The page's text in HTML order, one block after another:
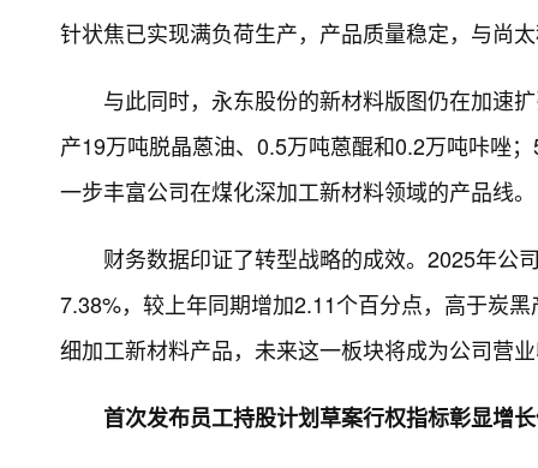
针状焦已实现满负荷生产，产品质量稳定，与尚
与此同时，永东股份的新材料版图仍在加速
产19万吨脱晶蒽油、0.5万吨蒽醌和0.2万吨咔唑
一步丰富公司在煤化深加工新材料领域的产品线。
财务数据印证了转型战略的成效。2025年公
7.38%，较上年同期增加2.11个百分点，高于炭
细加工新材料产品，未来这一板块将成为公司营
首次发布员工持股计划草案行权指标彰显增